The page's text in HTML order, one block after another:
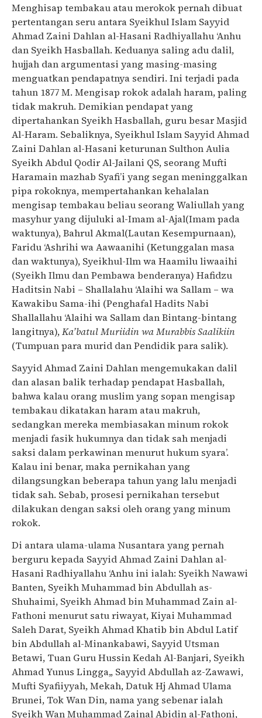
Menghisap tembakau atau merokok pernah dibuat
pertentangan seru antara Syeikhul Islam Sayyid
Ahmad Zaini Dahlan al-Hasani Radhiyallahu ‘Anhu
dan Syeikh Hasballah. Keduanya saling adu dalil,
hujjah dan argumentasi yang masing-masing
menguatkan pendapatnya sendiri. Ini terjadi pada
tahun 1877 M. Mengisap rokok adalah haram, paling
tidak makruh. Demikian pendapat yang
dipertahankan Syeikh Hasballah, guru besar Masjid
Al-Haram. Sebaliknya, Syeikhul Islam Sayyid Ahmad
Zaini Dahlan al-Hasani keturunan Sulthon Aulia
Syeikh Abdul Qodir Al-Jailani QS, seorang Mufti
Haramain mazhab Syafi’i yang segan meninggalkan
pipa rokoknya, mempertahankan kehalalan
mengisap tembakau beliau seorang Waliullah yang
masyhur yang dijuluki al-Imam al-Ajal(Imam pada
waktunya), Bahrul Akmal(Lautan Kesempurnaan),
Faridu ‘Ashrihi wa Aawaanihi (Ketunggalan masa
dan waktunya), Syeikhul-Ilm wa Haamilu liwaaihi
(Syeikh Ilmu dan Pembawa benderanya) Hafidzu
Haditsin Nabi – Shallalahu ‘Alaihi wa Sallam – wa
Kawakibu Sama-ihi (Penghafal Hadits Nabi
Shallallahu ‘Alaihi wa Sallam dan Bintang-bintang
langitnya),Ka’batul Muriidin wa Murabbis Saalikiin
(Tumpuan para murid dan Pendidik para salik).
Sayyid Ahmad Zaini Dahlan mengemukakan dalil
dan alasan balik terhadap pendapat Hasballah,
bahwa kalau orang muslim yang sopan mengisap
tembakau dikatakan haram atau makruh,
sedangkan mereka membiasakan minum rokok
menjadi fasik hukumnya dan tidak sah menjadi
saksi dalam perkawinan menurut hukum syara’.
Kalau ini benar, maka pernikahan yang
dilangsungkan beberapa tahun yang lalu menjadi
tidak sah. Sebab, prosesi pernikahan tersebut
dilakukan dengan saksi oleh orang yang minum
rokok.
Di antara ulama-ulama Nusantara yang pernah
berguru kepada Sayyid Ahmad Zaini Dahlan al-
Hasani Radhiyallahu ‘Anhu ini ialah: Syeikh Nawawi
Banten, Syeikh Muhammad bin Abdullah as-
Shuhaimi, Syeikh Ahmad bin Muhammad Zain al-
Fathoni menurut satu riwayat, Kiyai Muhammad
Saleh Darat, Syeikh Ahmad Khatib bin Abdul Latif
bin Abdullah al-Minankabawi, Sayyid Utsman
Betawi, Tuan Guru Hussin Kedah Al-Banjari, Syeikh
Ahmad Yunus Lingga,, Sayyid Abdullah az-Zawawi,
Mufti Syafiiyyah, Mekah, Datuk Hj Ahmad Ulama
Brunei, Tok Wan Din, nama yang sebenar ialah
Syeikh Wan Muhammad Zainal Abidin al-Fathoni,